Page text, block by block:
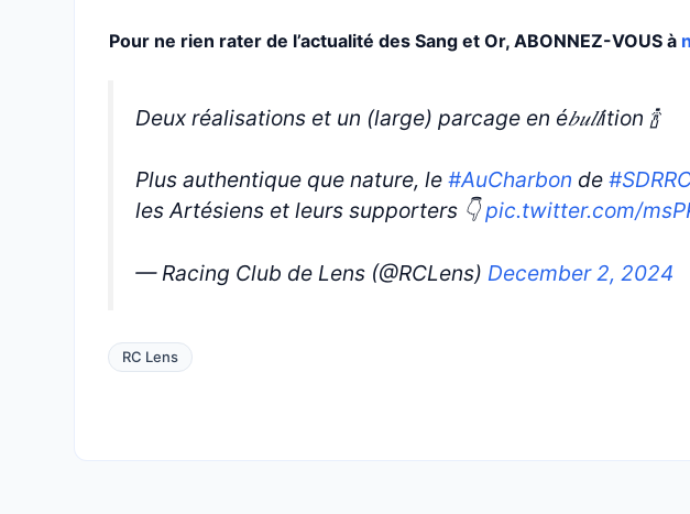
Pour ne rien rater de l’actualité des Sang et Or, ABONNEZ-VOUS à
Deux réalisations et un (large) parcage en é𝑏𝑢𝑙𝑙ition 🍾
Plus authentique que nature, le #AuCharbon de
les Artésiens et leurs supporters 👇pic.twitter.com/
— Racing Club de Lens (@RCLens) December 2, 2024
RC Lens